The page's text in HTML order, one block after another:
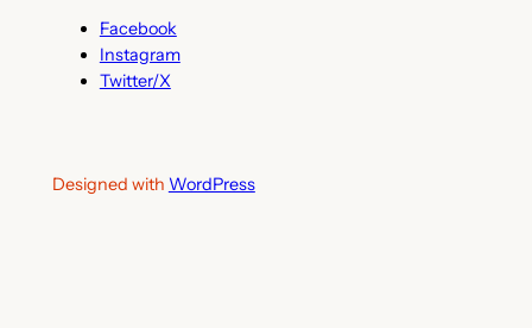
Facebook
Instagram
Twitter/X
Designed with WordPress